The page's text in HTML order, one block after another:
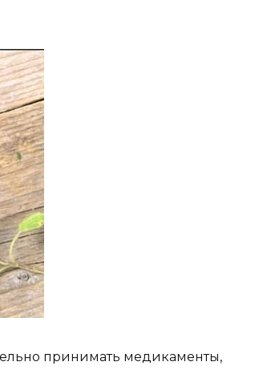
принимать медикаменты,